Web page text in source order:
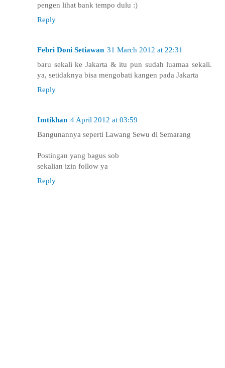
pengen lihat bank tempo dulu :)
Reply
Febri Doni Setiawan 31 March 2012 at 22:31
baru sekali ke Jakarta & itu pun sudah luamaa sekali.
ya, setidaknya bisa mengobati kangen pada Jakarta
Reply
Imtikhan 4 April 2012 at 03:59
Bangunannya seperti Lawang Sewu di Semarang
Postingan yang bagus sob
sekalian izin follow ya
Reply